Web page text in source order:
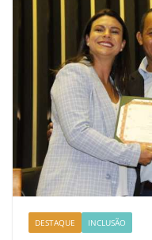
DESTAQUE INCLUSÃO